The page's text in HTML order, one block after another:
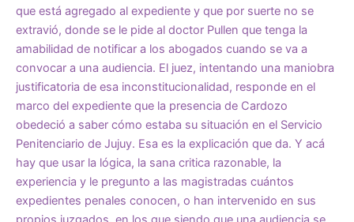
que está agregado al expediente y que por suerte no se
extravió, donde se le pide al doctor Pullen que tenga la
amabilidad de notificar a los abogados cuando se va a
convocar a una audiencia. El juez, intentando una maniobra
justificatoria de esa inconstitucionalidad, responde en el
marco del expediente que la presencia de Cardozo
obedeció a saber cómo estaba su situación en el Servicio
Penitenciario de Jujuy. Esa es la explicación que da. Y acá
hay que usar la lógica, la sana critica razonable, la
experiencia y le pregunto a las magistradas cuántos
expedientes penales conocen, o han intervenido en sus